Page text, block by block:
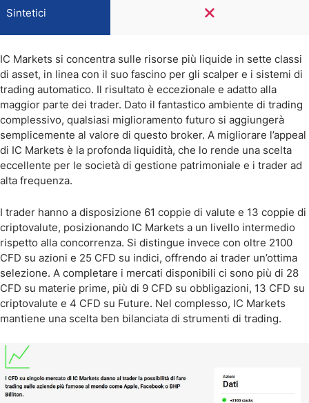
Sintetici
IC Markets si concentra sulle risorse più liquide in sette classi
di asset, in linea con il suo fascino per gli scalper e i sistemi di
trading automatico. Il risultato è eccezionale e adatto alla
maggior parte dei trader. Dato il fantastico ambiente di trading
complessivo, qualsiasi miglioramento futuro si aggiungerà
semplicemente al valore di questo broker. A migliorare l’appeal
di IC Markets è la profonda liquidità, che lo rende una scelta
eccellente per le società di gestione patrimoniale e i trader ad
alta frequenza.
I trader hanno a disposizione 61 coppie di valute e 13 coppie di
criptovalute, posizionando IC Markets a un livello intermedio
rispetto alla concorrenza. Si distingue invece con oltre 2100
CFD su azioni e 25 CFD su indici, offrendo ai trader un’ottima
selezione. A completare i mercati disponibili ci sono più di 28
CFD su materie prime, più di 9 CFD su obbligazioni, 13 CFD su
criptovalute e 4 CFD su Future. Nel complesso, IC Markets
mantiene una scelta ben bilanciata di strumenti di trading.